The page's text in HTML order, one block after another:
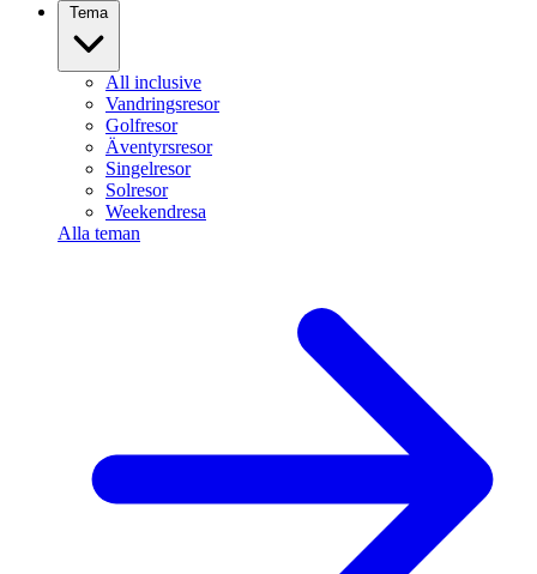
Tema
All inclusive
Vandringsresor
Golfresor
Äventyrsresor
Singelresor
Solresor
Weekendresa
Alla teman